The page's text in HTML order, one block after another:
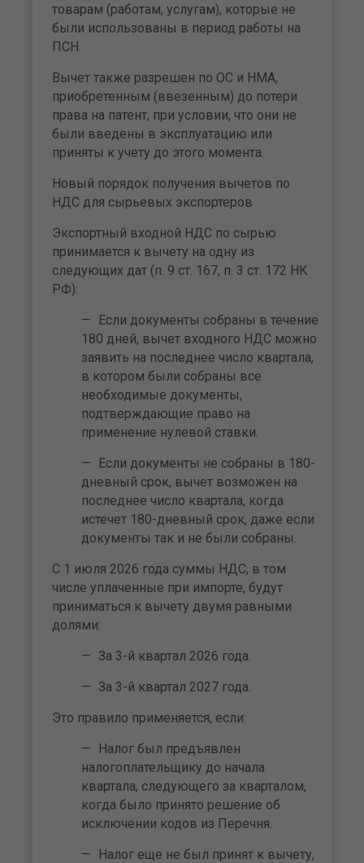
товарам (работам, услугам), которые не
были использованы в период работы на
ПСН.
Вычет также разрешен по ОС и НМА,
приобретенным (ввезенным) до потери
права на патент, при условии, что они не
были введены в эксплуатацию или
приняты к учету до этого момента.
Новый порядок получения вычетов по
НДС для сырьевых экспортеров
Экспортный входной НДС по сырью
принимается к вычету на одну из
следующих дат (п. 9 ст. 167, п. 3 ст. 172 НК
РФ):
Если документы собраны в течение
180 дней, вычет входного НДС можно
заявить на последнее число квартала,
в котором были собраны все
необходимые документы,
подтверждающие право на
применение нулевой ставки.
Если документы не собраны в 180-
дневный срок, вычет возможен на
последнее число квартала, когда
истечет 180-дневный срок, даже если
документы так и не были собраны.
С 1 июля 2026 года суммы НДС, в том
числе уплаченные при импорте, будут
приниматься к вычету двумя равными
долями:
За 3-й квартал 2026 года.
За 3-й квартал 2027 года.
Это правило применяется, если:
Налог был предъявлен
налогоплательщику до начала
квартала, следующего за кварталом,
когда было принято решение об
исключении кодов из Перечня.
Налог еще не был принят к вычету,